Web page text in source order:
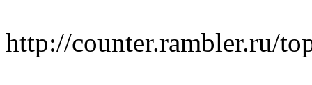
http://counter.rambler.ru/